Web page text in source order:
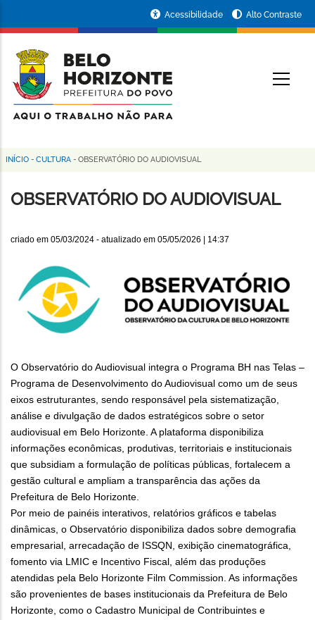
conteúdo
principal
da
Prefeitura
de
Horizonte
Acessibilidade Alto Contraste
Trilha
de
INÍCIO - CULTURA - OBSERVATÓRIO DO AUDIOVISUAL
OBSERVATÓRIO DO AUDIOVISUAL
criado em 05/03/2024 - atualizado em 05/05/2026 | 14:37
O Observatório do Audiovisual integra o Programa BH nas Telas –
Programa de Desenvolvimento do Audiovisual como um de seus
eixos estruturantes, sendo responsável pela sistematização,
análise e divulgação de dados estratégicos sobre o setor
audiovisual em Belo Horizonte. A plataforma disponibiliza
informações econômicas, produtivas, territoriais e institucionais
que subsidiam a formulação de políticas públicas, fortalecem a
gestão cultural e ampliam a transparência das ações da
Prefeitura de Belo Horizonte.
Por meio de painéis interativos, relatórios gráficos e tabelas
dinâmicas, o Observatório disponibiliza dados sobre demografia
empresarial, arrecadação de ISSQN, exibição cinematográfica,
fomento via LMIC e Incentivo Fiscal, além das produções
atendidas pela Belo Horizonte Film Commission. As informações
são provenientes de bases institucionais da Prefeitura de Belo
Horizonte, como o Cadastro Municipal de Contribuintes e